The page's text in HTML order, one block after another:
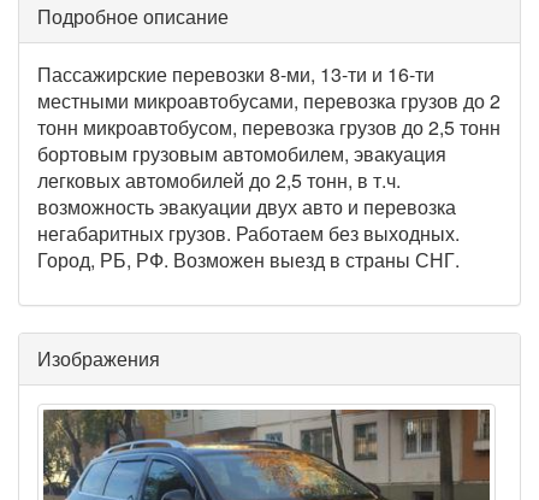
Подробное описание
Пассажирские перевозки 8-ми, 13-ти и 16-ти
местными микроавтобусами, перевозка грузов до 2
тонн микроавтобусом, перевозка грузов до 2,5 тонн
бортовым грузовым автомобилем, эвакуация
легковых автомобилей до 2,5 тонн, в т.ч.
возможность эвакуации двух авто и перевозка
негабаритных грузов. Работаем без выходных.
Город, РБ, РФ. Возможен выезд в страны СНГ.
Изображения